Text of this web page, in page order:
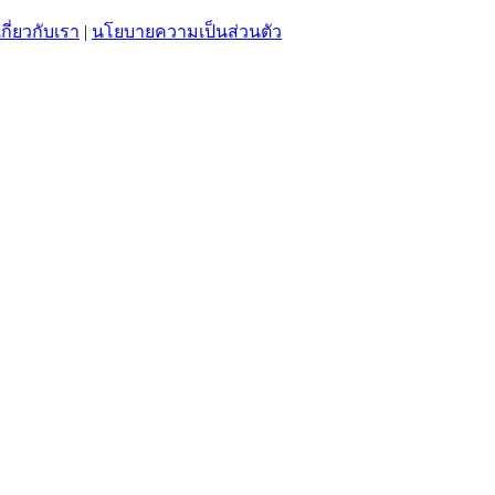
กี่ยวกับเรา | นโยบายความเป็นส่วนตัว